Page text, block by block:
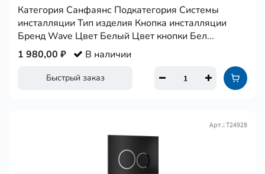
Категория Санфаянс Подкатегория Системы
инсталляции Тип изделия Кнопка инсталляции
Бренд Wave Цвет Белый Цвет кнопки Бел...
Быстрый заказ
1 980,00 ₽ В наличии
Арт.: Т24928